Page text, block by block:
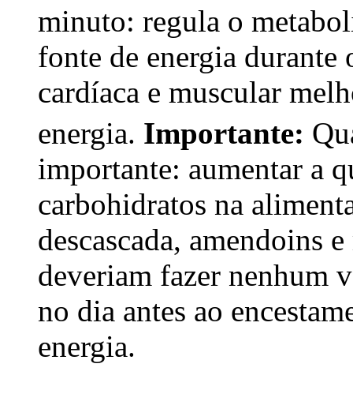
minuto: regula o
fonte de energia durante
cardíaca e muscular
energia. Importante:
importante: aumentar a
carbohidratos na
descascada, amendoins
deveriam fazer nenhum
no dia antes ao
energia.